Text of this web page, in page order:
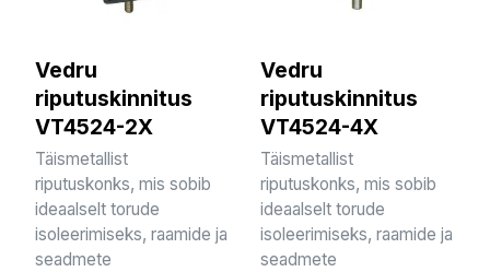
Vedru
riputuskinnitus
VT4524-2X
Täismetallist
riputuskonks, mis sobib
ideaalselt torude
isoleerimiseks, raamide ja
seadmete
Vedru
riputuskinnitus
VT4524-4X
Täismetallist
riputuskonks, mis sobib
ideaalselt torude
isoleerimiseks, raamide ja
seadmete